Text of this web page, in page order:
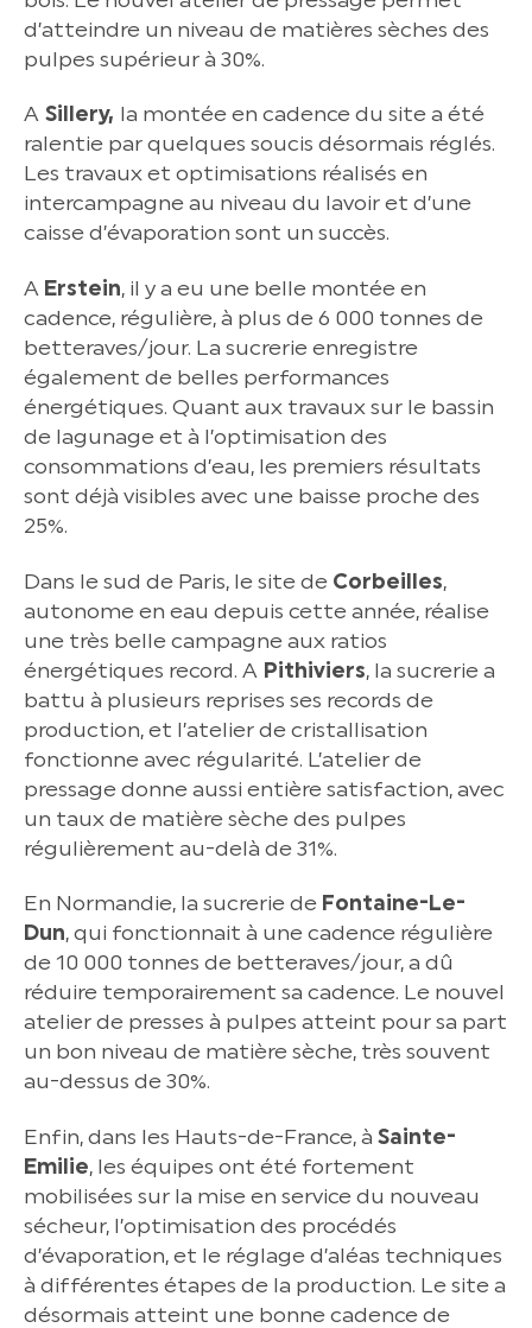
d’atteindre un niveau de matières sèches des
pulpes supérieur à 30%.
A Sillery, la montée en cadence du site a été
ralentie par quelques soucis désormais réglés.
Les travaux et optimisations réalisés en
intercampagne au niveau du lavoir et d’une
caisse d’évaporation sont un succès.
A Erstein, il y a eu une belle montée en
cadence, régulière, à plus de 6 000 tonnes de
betteraves/jour. La sucrerie enregistre
également de belles performances
énergétiques. Quant aux travaux sur le bassin
de lagunage et à l’optimisation des
consommations d’eau, les premiers résultats
sont déjà visibles avec une baisse proche des
25%.
Dans le sud de Paris, le site de Corbeilles,
autonome en eau depuis cette année, réalise
une très belle campagne aux ratios
énergétiques record. A Pithiviers, la sucrerie a
battu à plusieurs reprises ses records de
production, et l’atelier de cristallisation
fonctionne avec régularité. L’atelier de
pressage donne aussi entière satisfaction, avec
un taux de matière sèche des pulpes
régulièrement au-delà de 31%.
En Normandie, la sucrerie de Fontaine-Le-
Dun, qui fonctionnait à une cadence régulière
de 10 000 tonnes de betteraves/jour, a dû
réduire temporairement sa cadence. Le nouvel
atelier de presses à pulpes atteint pour sa part
un bon niveau de matière sèche, très souvent
au-dessus de 30%.
Enfin, dans les Hauts-de-France, à Sainte-
Emilie, les équipes ont été fortement
mobilisées sur la mise en service du nouveau
sécheur, l’optimisation des procédés
d’évaporation, et le réglage d’aléas techniques
à différentes étapes de la production. Le site a
désormais atteint une bonne cadence de